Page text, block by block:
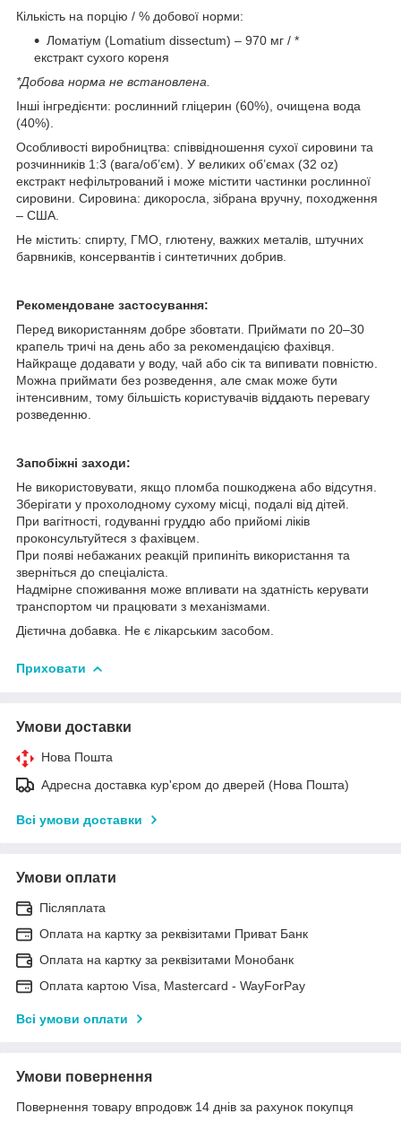
Кількість на порцію / % добової норми:
Ломатіум (Lomatium dissectum) – 970 мг / *
екстракт сухого кореня
*Добова норма не встановлена.
Інші інгредієнти: рослинний гліцерин (60%), очищена вода
(40%).
Особливості виробництва: співвідношення сухої сировини та
розчинників 1:3 (вага/об’єм). У великих об’ємах (32 oz)
екстракт нефільтрований і може містити частинки рослинної
сировини. Сировина: дикоросла, зібрана вручну, походження
– США.
Не містить: спирту, ГМО, глютену, важких металів, штучних
барвників, консервантів і синтетичних добрив.
Рекомендоване застосування:
Перед використанням добре збовтати. Приймати по 20–30
крапель тричі на день або за рекомендацією фахівця.
Найкраще додавати у воду, чай або сік та випивати повністю.
Можна приймати без розведення, але смак може бути
інтенсивним, тому більшість користувачів віддають перевагу
розведенню.
Запобіжні заходи:
Не використовувати, якщо пломба пошкоджена або відсутня.
Зберігати у прохолодному сухому місці, подалі від дітей.
При вагітності, годуванні груддю або прийомі ліків
проконсультуйтеся з фахівцем.
При появі небажаних реакцій припиніть використання та
зверніться до спеціаліста.
Надмірне споживання може впливати на здатність керувати
транспортом чи працювати з механізмами.
Дієтична добавка. Не є лікарським засобом.
Приховати
Умови доставки
Нова Пошта
Адресна доставка кур'єром до дверей (Нова Пошта)
Всі умови доставки
Умови оплати
Післяплата
Оплата на картку за реквізитами Приват Банк
Оплата на картку за реквізитами Монобанк
Оплата картою Visa, Mastercard - WayForPay
Всі умови оплати
Умови повернення
Повернення товару впродовж 14 днів за рахунок покупця